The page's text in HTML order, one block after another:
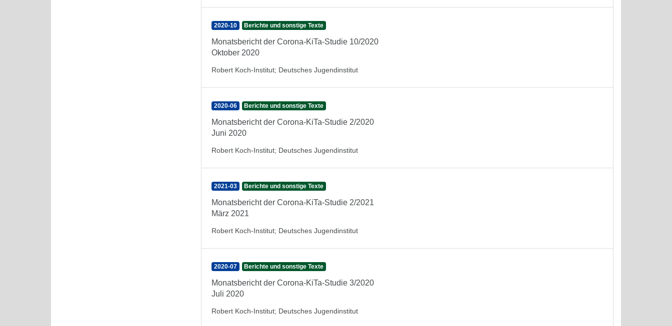
2020-10 Berichte und sonstige Texte
Monatsbericht der Corona-KiTa-Studie 10/2020
Oktober 2020
Robert Koch-Institut; Deutsches Jugendinstitut
2020-06 Berichte und sonstige Texte
Monatsbericht der Corona-KiTa-Studie 2/2020
Juni 2020
Robert Koch-Institut; Deutsches Jugendinstitut
2021-03 Berichte und sonstige Texte
Monatsbericht der Corona-KiTa-Studie 2/2021
März 2021
Robert Koch-Institut; Deutsches Jugendinstitut
2020-07 Berichte und sonstige Texte
Monatsbericht der Corona-KiTa-Studie 3/2020
Juli 2020
Robert Koch-Institut; Deutsches Jugendinstitut